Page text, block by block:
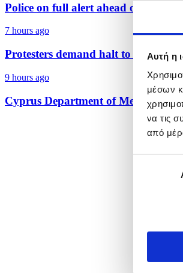
Αυτή η
μέσων
να τις
από
Police on full alert ahead of August
7 hours ago
Protesters demand halt to planned
9 hours ago
Cyprus Department of